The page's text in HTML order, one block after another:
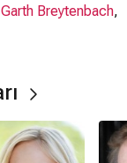
Garth Breytenbach,
ABD